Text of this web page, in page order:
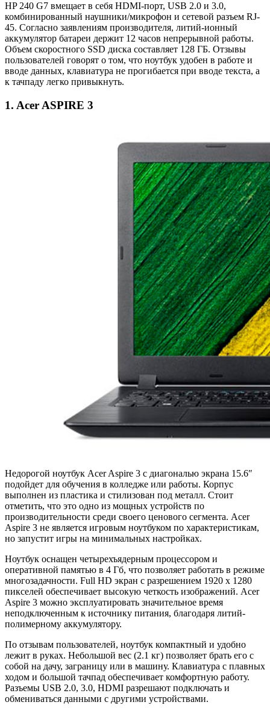
HP 240 G7 вмещает в себя HDMI-порт, USB 2.0 и 3.0,
комбинированный наушники/микрофон и сетевой разъем RJ-
45. Согласно заявлениям производителя, литий-ионный
аккумулятор батареи держит 12 часов непрерывной работы.
Объем скоростного SSD диска составляет 128 ГБ. Отзывы
пользователей говорят о том, что ноутбук удобен в работе и
вводе данных, клавиатура не прогибается при вводе текста, а
к тачпаду легко привыкнуть.
1. Acer ASPIRE 3
Недорогой ноутбук Acer Aspire 3 с диагональю экрана 15.6″
подойдет для обучения в колледже или работы. Корпус
выполнен из пластика и стилизован под металл. Стоит
отметить, что это одно из мощных устройств по
производительности среди своего ценового сегмента. Acer
Aspire 3 не является игровым ноутбуком по характеристикам,
но запустит игры на минимальных настройках.
Ноутбук оснащен четырехъядерным процессором и
оперативной памятью в 4 Гб, что позволяет работать в режиме
многозадачности. Full HD экран с разрешением 1920 x 1280
пикселей обеспечивает высокую четкость изображений. Acer
Aspire 3 можно эксплуатировать значительное время
неподключенным к источнику питания, благодаря литий-
полимерному аккумулятору.
По отзывам пользователей, ноутбук компактный и удобно
лежит в руках. Небольшой вес (2.1 кг) позволяет брать его с
собой на дачу, заграницу или в машину. Клавиатура с плавных
ходом и большой тачпад обеспечивает комфортную работу.
Разъемы USB 2.0, 3.0, HDMI разрешают подключать и
обмениваться данными с другими устройствами.